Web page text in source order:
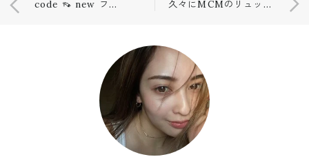
code 👡 new ファーサンダル 久々にMCMのリュック。